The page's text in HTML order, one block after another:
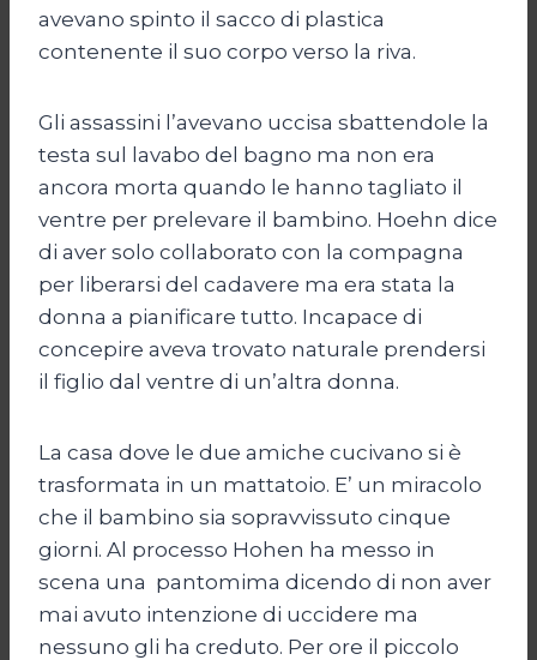
avevano spinto il sacco di plastica
contenente il suo corpo verso la riva.
Gli assassini l’avevano uccisa sbattendole la
testa sul lavabo del bagno ma non era
ancora morta quando le hanno tagliato il
ventre per prelevare il bambino. Hoehn dice
di aver solo collaborato con la compagna
per liberarsi del cadavere ma era stata la
donna a pianificare tutto. Incapace di
concepire aveva trovato naturale prendersi
il figlio dal ventre di un’altra donna.
La casa dove le due amiche cucivano si è
trasformata in un mattatoio. E’ un miracolo
che il bambino sia sopravvissuto cinque
giorni. Al processo Hohen ha messo in
scena una pantomima dicendo di non aver
mai avuto intenzione di uccidere ma
nessuno gli ha creduto. Per ore il piccolo